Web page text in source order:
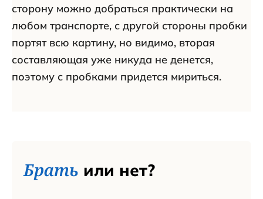
сторону можно добраться практически на
любом транспорте, с другой стороны пробки
портят всю картину, но видимо, вторая
составляющая уже никуда не денется,
поэтому с пробками придется мириться.
Брать или нет?